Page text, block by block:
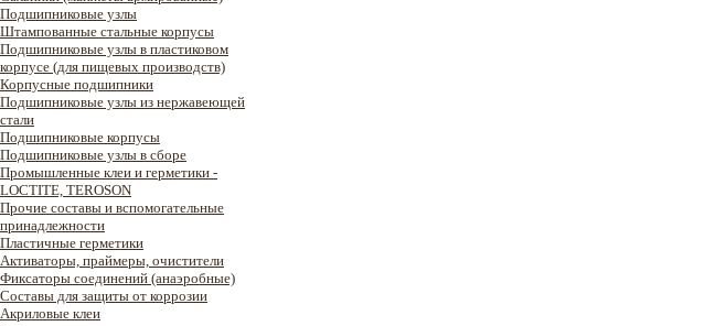
Подшипниковые узлы
Штампованные стальные корпусы
Подшипниковые узлы в пластиковом
корпусе (для пищевых производств)
Корпусные подшипники
Подшипниковые узлы из нержавеющей
стали
Подшипниковые корпусы
Подшипниковые узлы в сборе
Промышленные клеи и герметики -
LOCTITE, TEROSON
Прочие составы и вспомогательные
принадлежности
Пластичные герметики
Активаторы, праймеры, очистители
Фиксаторы соединений (анаэробные)
Составы для защиты от коррозии
Акриловые клеи